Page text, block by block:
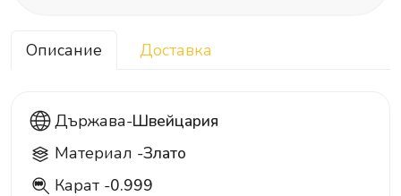
Описание Доставка
Държава-Швейцария
Материал -Злато
999 Карат -0.999